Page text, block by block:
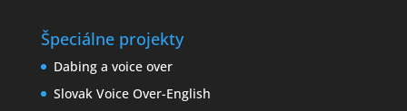
Špeciálne projekty
Dabing a voice over
Slovak Voice Over-English